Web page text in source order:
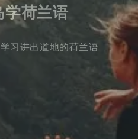
学荷兰语
习讲出道地的荷兰语